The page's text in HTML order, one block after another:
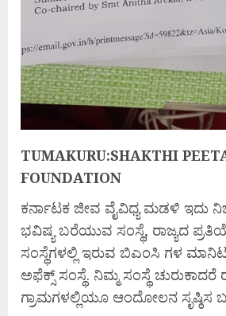
TUMAKURU:SHAKTHI
FOUNDATION
ಕರ್ನಾಟಕ ಜೀವ ವೈವಿಧ್ಯ ಮಡಳಿ ಇದು
ಭವಿಷ್ಯ ಬರೆಯುವ ಸಂಸ್ಥೆ, ರಾಜ್ಯದ
ಸಂಸ್ಥೆಗಳಲ್ಲಿ ಇರುವ ಬಿಎಂಸಿ ಗಳ
ಅಫೆಕ್ಸ್ ಸಂಸ್ಥೆ. ನಿಮ್ಮ ಸಂಸ್ಥೆ ಚುರುಕಾದರೆ
ಗ್ರಾಮಗಳಲ್ಲಿಯೂ ಆಂದೋಲನ ಸೃಷ್ಠಿಸ